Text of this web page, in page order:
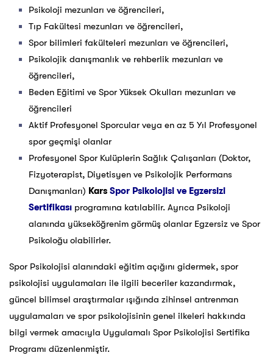
Psikoloji mezunları ve öğrencileri,
Tıp Fakültesi mezunları ve öğrencileri,
Spor bilimleri fakülteleri mezunları ve öğrencileri,
Psikolojik danışmanlık ve rehberlik mezunları ve
öğrencileri,
Beden Eğitimi ve Spor Yüksek Okulları mezunları ve
öğrencileri
Aktif Profesyonel Sporcular veya en az 5 Yıl Profesyonel
spor geçmişi olanlar
Profesyonel Spor Kulüplerin Sağlık Çalışanları (Doktor,
Fizyoterapist, Diyetisyen ve Psikolojik Performans
Danışmanları) Kars Spor Psikolojisi ve Egzersizi
Sertifikası programına katılabilir. Ayrıca Psikoloji
alanında yükseköğrenim görmüş olanlar Egzersiz ve Spor
Psikoloğu olabilirler.
Spor Psikolojisi alanındaki eğitim açığını gidermek, spor
psikolojisi uygulamaları ile ilgili beceriler kazandırmak,
güncel bilimsel araştırmalar ışığında zihinsel antrenman
uygulamaları ve spor psikolojisinin genel ilkeleri hakkında
bilgi vermek amacıyla Uygulamalı Spor Psikolojisi Sertifika
Programı düzenlenmiştir.